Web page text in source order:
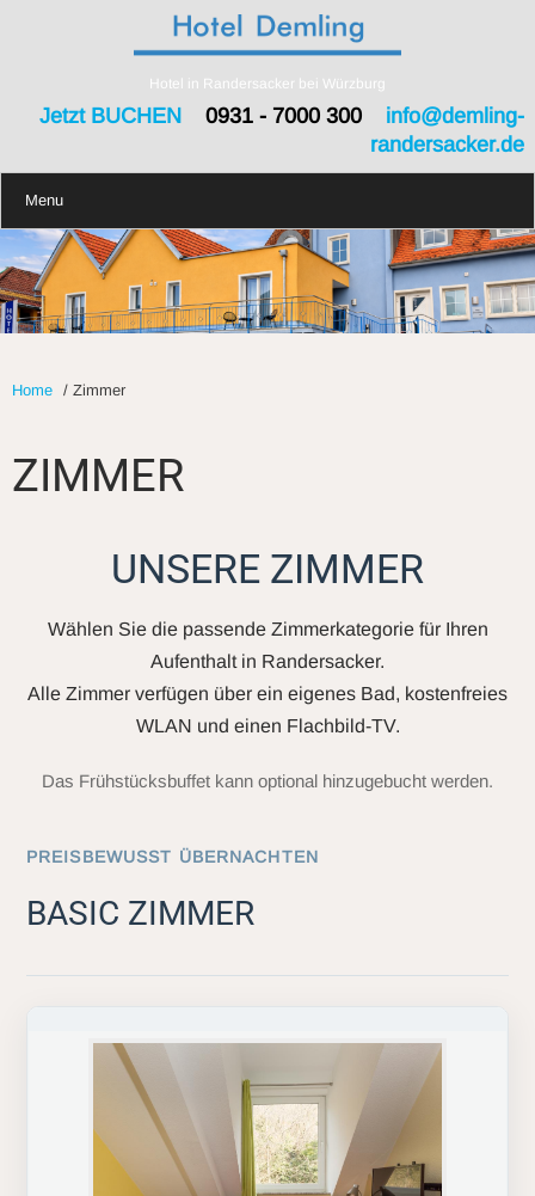
Hotel in Randersacker bei Würzburg
Jetzt BUCHEN0931 - 7000 300 info@demling-
randersacker.de
Menu
Home / Zimmer
ZIMMER
UNSERE ZIMMER
Wählen Sie die passende Zimmerkategorie für Ihren
Aufenthalt in Randersacker.
Alle Zimmer verfügen über ein eigenes Bad, kostenfreies
WLAN und einen Flachbild-TV.
Das Frühstücksbuffet kann optional hinzugebucht werden.
PREISBEWUSST ÜBERNACHTEN
BASIC ZIMMER